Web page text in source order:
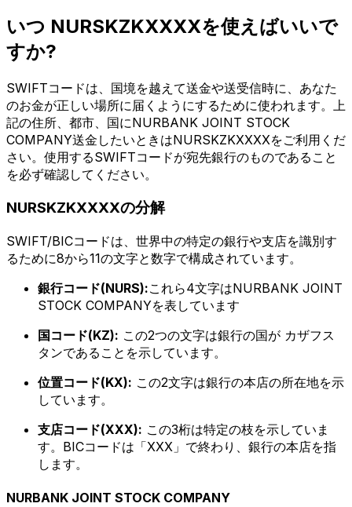
いつ NURSKZKXXXXを使えばいいで
すか?
SWIFTコードは、国境を越えて送金や送受信時に、あなた
のお金が正しい場所に届くようにするために使われます。上
記の住所、都市、国にNURBANK JOINT STOCK
COMPANY送金したいときはNURSKZKXXXXをご利用くだ
さい。使用するSWIFTコードが宛先銀行のものであること
を必ず確認してください。
NURSKZKXXXXの分解
SWIFT/BICコードは、世界中の特定の銀行や支店を識別す
るために8から11の文字と数字で構成されています。
銀行コード(NURS):これら4文字はNURBANK JOINT
STOCK COMPANYを表しています
国コード(KZ): この2つの文字は銀行の国が カザフス
タンであることを示しています。
位置コード(KX): この2文字は銀行の本店の所在地を示
しています。
支店コード(XXX): この3桁は特定の枝を示していま
す。BICコードは「XXX」で終わり、銀行の本店を指
します。
NURBANK JOINT STOCK COMPANY